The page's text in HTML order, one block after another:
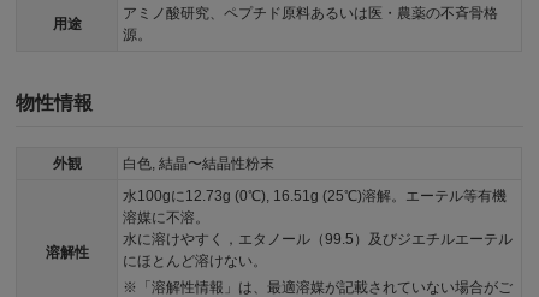
用途
アミノ酸研究、ペプチド原料あるいは医・農薬の不斉骨格
源。
物性情報
外観 白色, 結晶〜結晶性粉末
溶解性
水100gに12.73g (0℃), 16.51g (25℃)溶解。エーテル等有機
溶媒に不溶。
水に溶けやすく，エタノール（99.5）及びジエチルエーテル
にほとんど溶けない。
「溶解性情報」は、最適溶媒が記載されていない場合がご